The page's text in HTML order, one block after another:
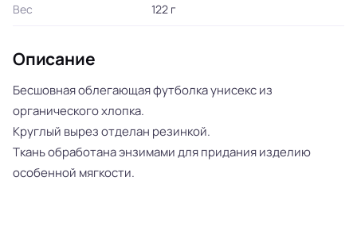
Вес 122 г
Описание
Бесшовная облегающая футболка унисекс из
органического хлопка.
Круглый вырез отделан резинкой.
Ткань обработана энзимами для придания изделию
особенной мягкости.